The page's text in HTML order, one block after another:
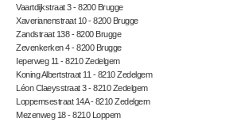
Vaartdijkstraat 3 - 8200 Brugge
Xaverianenstraat 10 - 8200 Brugge
Zandstraat 138 - 8200 Brugge
Zevenkerken 4 - 8200 Brugge
Ieperweg 11 - 8210 Zedelgem
Koning Albertstraat 11 - 8210 Zedelgem
Léon Claeysstraat 3 - 8210 Zedelgem
Loppemsestraat 14A - 8210 Zedelgem
Mezenweg 18 - 8210 Loppem